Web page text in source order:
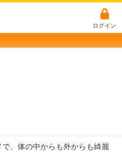
ログイン
、体の中からも外からも綺麗